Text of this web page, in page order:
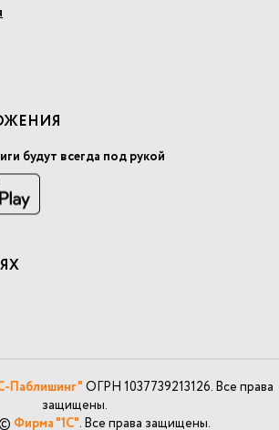
будут всегда под рукой
Паблишинг" ОГРН 1037739213126. Все права
защищены.
Фирма "1С". Все права защищены.